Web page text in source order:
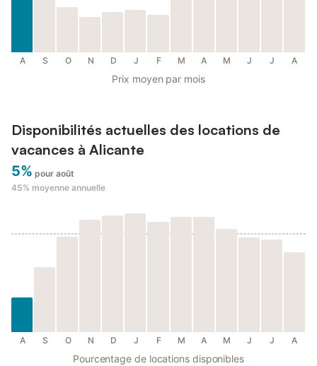
A S O N D J F M A M J J A
Prix moyen par mois
Disponibilités actuelles des locations de
vacances à Alicante
5% pour août
45% moyenne annuelle
A S O N D J F M A M J J A
Pourcentage de locations disponibles